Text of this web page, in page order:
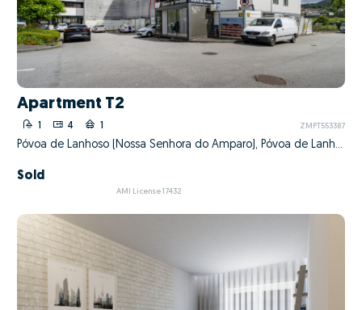
Apartment T2
1 4 1 ZMPT553387
Póvoa de Lanhoso (Nossa Senhora do Amparo), Póvoa de Lanhoso, Braga
Sold
AMI License 17432